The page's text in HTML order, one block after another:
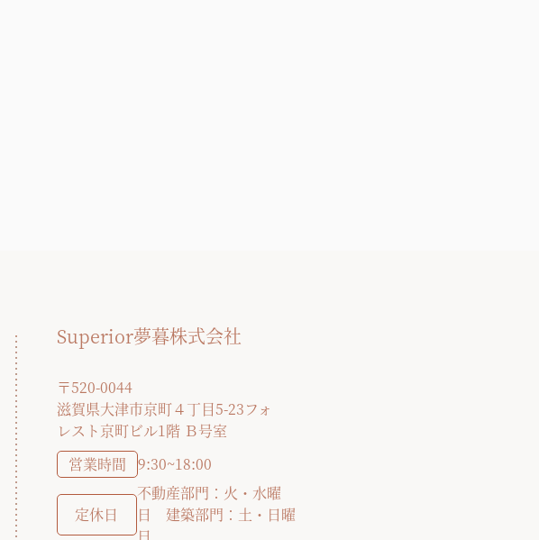
Superior夢暮株式会社
〒520-0044
滋賀県大津市京町４丁目5-23フォ
レスト京町ビル1階 Ｂ号室
営業時間
9:30~18:00
定休日
不動産部門：火・水曜
日 建築部門：土・日曜
日